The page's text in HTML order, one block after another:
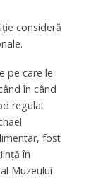
consideră
pe care le
în când
regulat
fost
în
Muzeului